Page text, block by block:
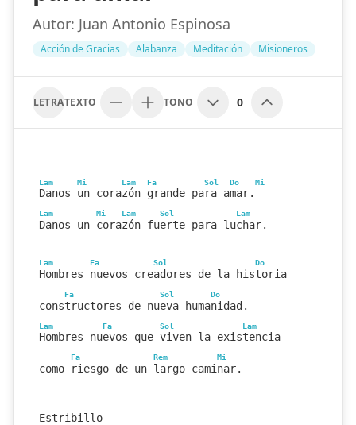
Autor: Juan Antonio Espinosa
Acción de Gracias Alabanza Meditación Misioneros
LETRATEXTO TONO 0
Lam Mi Lam Fa Sol Do Mi
Danos un corazón grande para amar.
Lam Mi Lam Sol Lam
Danos un corazón fuerte para luchar.
Lam Fa Sol Do
Hombres nuevos creadores de la historia
Fa Sol Do
constructores de nueva humanidad.
Lam Fa Sol Lam
Hombres nuevos que viven la existencia
Fa Rem Mi
como riesgo de un largo caminar.
Estribillo